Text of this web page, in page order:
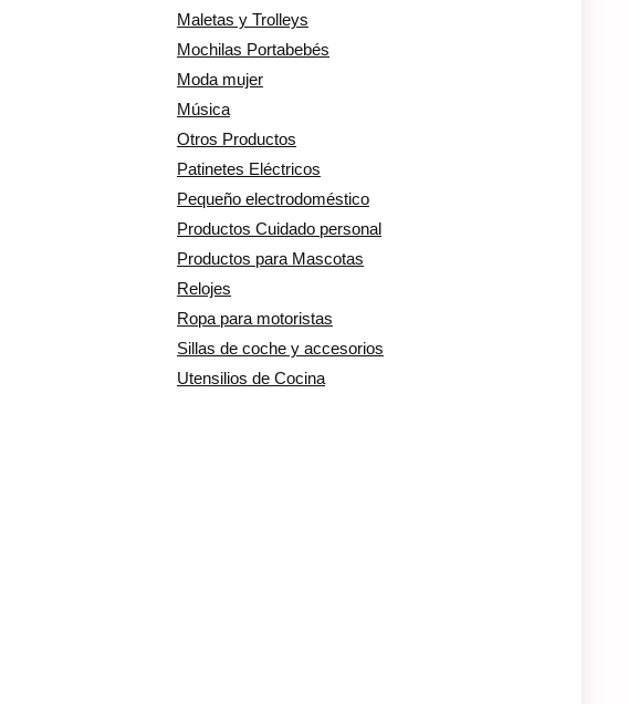
Maletas y Trolleys
Mochilas Portabebés
Moda mujer
Música
Otros Productos
Patinetes Eléctricos
Pequeño electrodoméstico
Productos Cuidado personal
Productos para Mascotas
Relojes
Ropa para motoristas
Sillas de coche y accesorios
Utensilios de Cocina